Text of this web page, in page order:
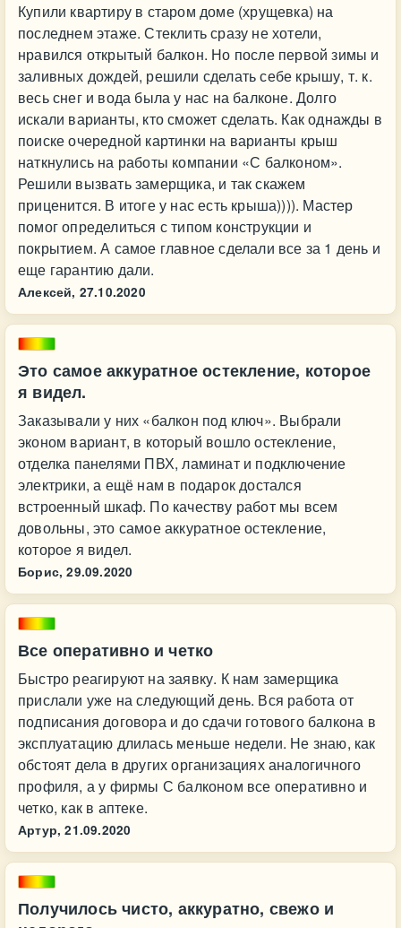
Купили квартиру в старом доме (хрущевка) на
последнем этаже. Стеклить сразу не хотели,
нравился открытый балкон. Но после первой зимы и
заливных дождей, решили сделать себе крышу, т. к.
весь снег и вода была у нас на балконе. Долго
искали варианты, кто сможет сделать. Как однажды в
поиске очередной картинки на варианты крыш
наткнулись на работы компании «С балконом».
Решили вызвать замерщика, и так скажем
приценится. В итоге у нас есть крыша)))). Мастер
помог определиться с типом конструкции и
покрытием. А самое главное сделали все за 1 день и
еще гарантию дали.
Алексей, 27.10.2020
Это самое аккуратное остекление, которое
я видел.
Заказывали у них «балкон под ключ». Выбрали
эконом вариант, в который вошло остекление,
отделка панелями ПВХ, ламинат и подключение
электрики, а ещё нам в подарок достался
встроенный шкаф. По качеству работ мы всем
довольны, это самое аккуратное остекление,
которое я видел.
Борис, 29.09.2020
Все оперативно и четко
Быстро реагируют на заявку. К нам замерщика
прислали уже на следующий день. Вся работа от
подписания договора и до сдачи готового балкона в
эксплуатацию длилась меньше недели. Не знаю, как
обстоят дела в других организациях аналогичного
профиля, а у фирмы С балконом все оперативно и
четко, как в аптеке.
Артур, 21.09.2020
Получилось чисто, аккуратно, свежо и